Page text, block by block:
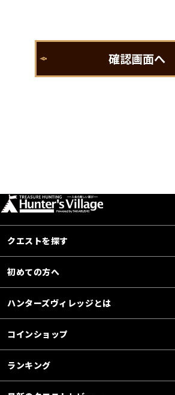
クエストを探す
初めての方へ
ハンターズヴィレッジとは
コインショップ
ランキング